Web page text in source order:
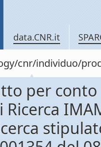
data.CNR.it
cnr/individuo/
per